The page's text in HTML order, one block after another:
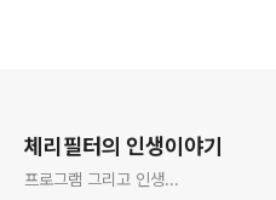
체리필터의 인생이야기
프로그램 그리고 인생...